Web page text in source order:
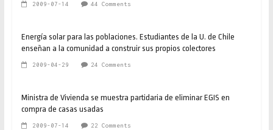
2009-07-14 44 Comments
Energía solar para las poblaciones. Estudiantes de la U. de Chile
enseñan a la comunidad a construir sus propios colectores
2009-04-29 24 Comments
Ministra de Vivienda se muestra partidaria de eliminar EGIS en
compra de casas usadas
2009-07-14 22 Comments